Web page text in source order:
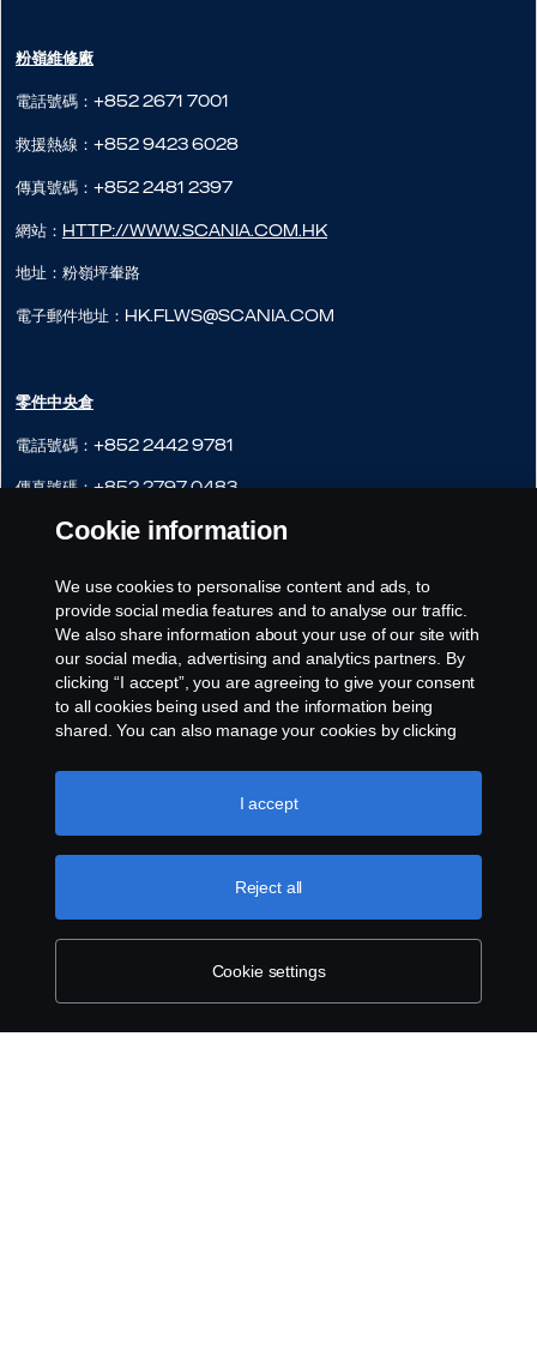
粉嶺維修廠
電話號碼：+852 2671 7001
救援熱線：+852 9423 6028
傳真號碼：+852 2481 2397
網站： http://www.scania.com.hk
地址：粉嶺坪輋路
電子郵件地址：hk.flws@scania.com
零件中央倉
電話號碼：+852 2442 9781
傳真號碼：+852 2797 0483
網站：http://www.scania.com.hk
電子郵件地址：hk.cws@scania.com
Cookie information
We use cookies to personalise content and ads, to
provide social media features and to analyse our traffic.
We also share information about your use of our site with
our social media, advertising and analytics partners. By
clicking “I accept”, you are agreeing to give your consent
to all cookies being used and the information being
shared. You can also manage your cookies by clicking
like to accept. For a more detailed explanation of how we
use cookies, please visit our cookies section, which you
Cookie settings
Reject all
I accept